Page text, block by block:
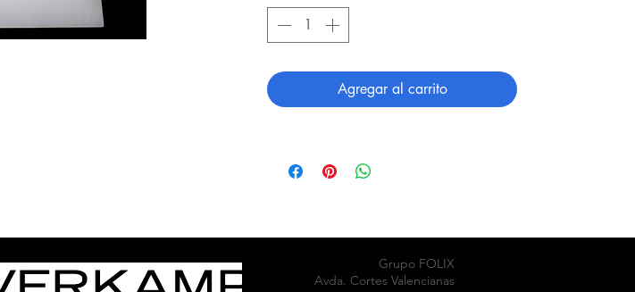
Agregar al carrito
Grupo FOLIX
Avda. Cortes Valencianas